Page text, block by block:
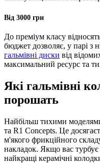
Від 3000 грн
До преміум класу
бюджет дозволяє, у парі з
гальмівні диски від
максимальний ресурс та
Які гальмівні
порошать
Найбільш тихими
та R1 Concepts. Це
м'якого фрикційного
накладок. Якщо вас турбує
найкращі керамічні